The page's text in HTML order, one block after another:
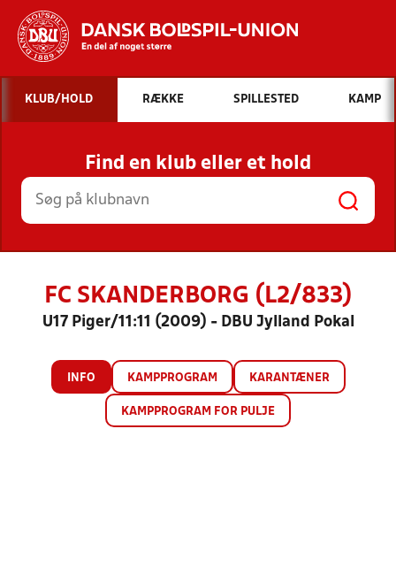
Hvad vil du søge efter?
INDHOLD OG NYHEDER
STILLINGER, RESULTATER, KLUBBER OG
HOLD
KLUB/HOLD RÆKKE SPILLESTED KAMP
Find en klub eller et hold
FC SKANDERBORG (L2/833)
U17 Piger/11:11 (2009) - DBU Jylland Pokal
INFO KAMPPROGRAM KARANTÆNER
KAMPPROGRAM FOR PULJE